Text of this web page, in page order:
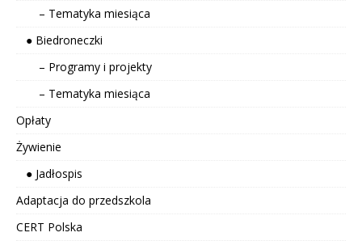
– Tematyka miesiąca
● Biedroneczki
– Programy i projekty
– Tematyka miesiąca
Opłaty
Żywienie
● Jadłospis
Adaptacja do przedszkola
CERT Polska